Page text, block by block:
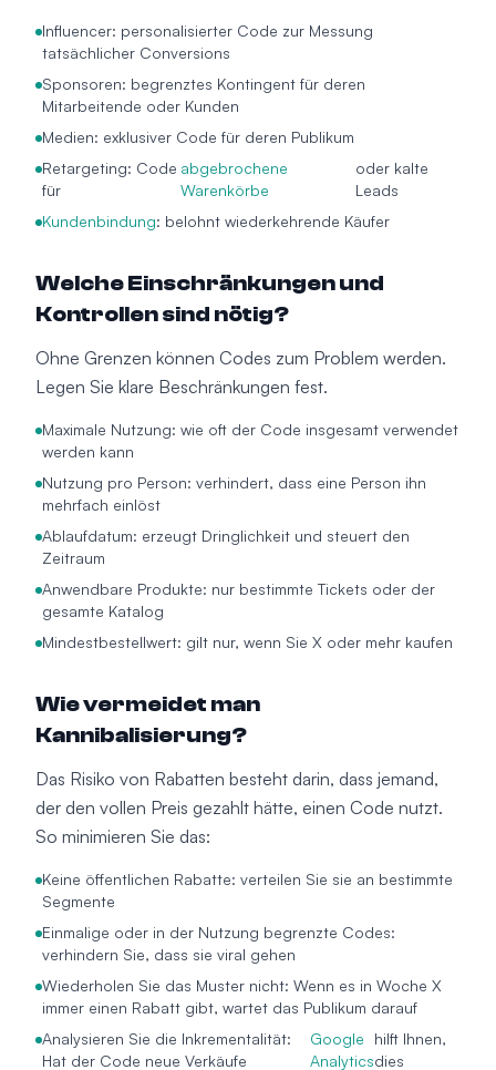
Influencer: personalisierter Code zur Messung
tatsächlicher Conversions
Sponsoren: begrenztes Kontingent für deren
Mitarbeitende oder Kunden
Medien: exklusiver Code für deren Publikum
Retargeting: Code
für
abgebrochene
Warenkörbe
oder kalte
Leads
Kundenbindung: belohnt wiederkehrende Käufer
Welche Einschränkungen und
Kontrollen sind nötig?
Ohne Grenzen können Codes zum Problem werden.
Legen Sie klare Beschränkungen fest.
Maximale Nutzung: wie oft der Code insgesamt verwendet
werden kann
Nutzung pro Person: verhindert, dass eine Person ihn
mehrfach einlöst
Ablaufdatum: erzeugt Dringlichkeit und steuert den
Zeitraum
Anwendbare Produkte: nur bestimmte Tickets oder der
gesamte Katalog
Mindestbestellwert: gilt nur, wenn Sie X oder mehr kaufen
Wie vermeidet man
Kannibalisierung?
Das Risiko von Rabatten besteht darin, dass jemand,
der den vollen Preis gezahlt hätte, einen Code nutzt.
So minimieren Sie das:
Keine öffentlichen Rabatte: verteilen Sie sie an bestimmte
Segmente
Einmalige oder in der Nutzung begrenzte Codes:
verhindern Sie, dass sie viral gehen
Wiederholen Sie das Muster nicht: Wenn es in Woche X
immer einen Rabatt gibt, wartet das Publikum darauf
Analysieren Sie die Inkrementalität:
Hat der Code neue Verkäufe
Google
Analytics
hilft Ihnen,
dies